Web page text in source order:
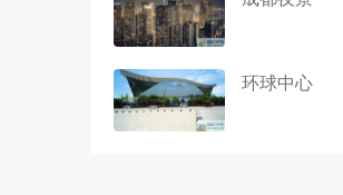
环球中心